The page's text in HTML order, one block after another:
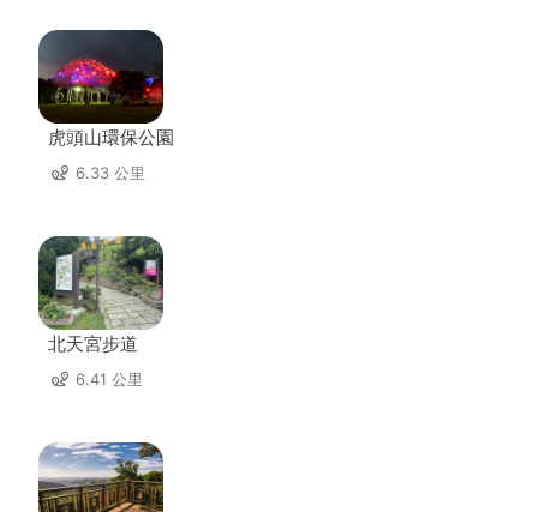
虎頭山環保公園
6.33 公里
北天宮步道
6.41 公里